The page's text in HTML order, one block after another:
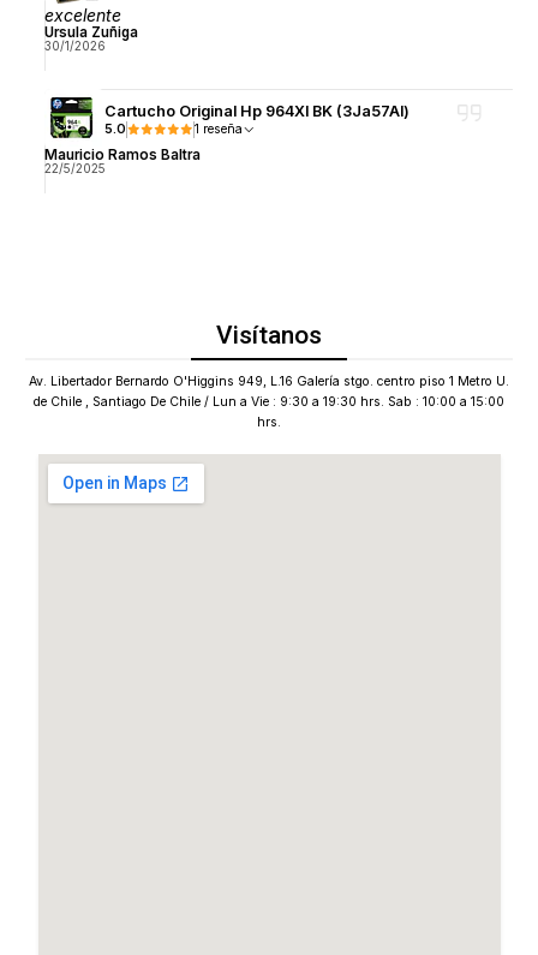
excelente
Ursula Zuñiga
30/1/2026
Cartucho Original Hp 964Xl BK (3Ja57Al)
5.0 1 reseña
Mauricio Ramos Baltra
22/5/2025
Visítanos
Av. Libertador Bernardo O'Higgins 949, L.16 Galería stgo. centro piso 1 Metro U.
de Chile , Santiago De Chile / Lun a Vie : 9:30 a 19:30 hrs. Sab : 10:00 a 15:00
hrs.